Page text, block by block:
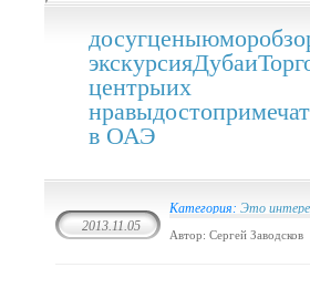
досугценыюмор
экскурсияДубаи
центрыих
нравы
в ОАЭ
2013.11.05
Категория: Это
Автор: Сергей Заводсков